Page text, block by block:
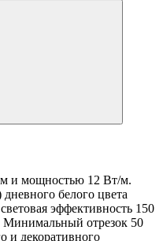
и мощностью 12 Вт/м.
белого цвета
эффективность 150
отрезок 50
и декоративного